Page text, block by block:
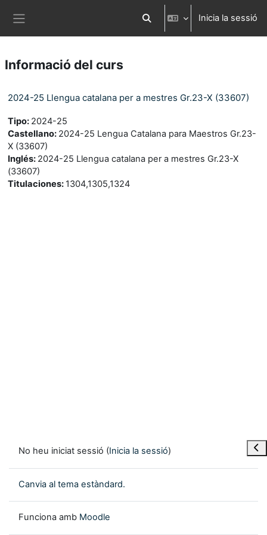
Commuta l'entrada de la cerca
Inicia la sessió
Informació del curs
2024-25 Llengua catalana per a mestres Gr.23-X (33607)
Tipo: 2024-25
Castellano: 2024-25 Lengua Catalana para Maestros Gr.23-
X (33607)
Inglés: 2024-25 Llengua catalana per a mestres Gr.23-X
(33607)
Titulaciones: 1304,1305,1324
No heu iniciat sessió (Inicia la sessió)
Canvia al tema estàndard.
Funciona amb Moodle